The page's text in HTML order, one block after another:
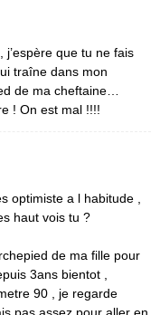
j’espère que tu ne fais
traîne dans mon
de ma cheftaine…
! On est mal !!!!
optimiste a l habitude ,
haut vois tu ?
de ma fille pour
3ans bientot ,
90 , je regarde